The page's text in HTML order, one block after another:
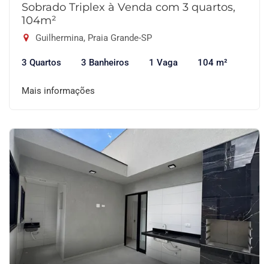
Sobrado Triplex à Venda com 3 quartos,
104m²
Guilhermina, Praia Grande-SP
3 Quartos 3 Banheiros 1 Vaga 104 m²
Mais informações